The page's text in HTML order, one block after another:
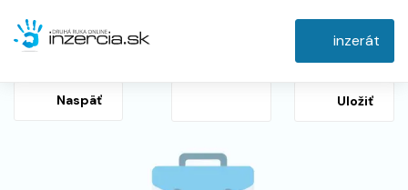
inzerát
Naspäť Uložiť